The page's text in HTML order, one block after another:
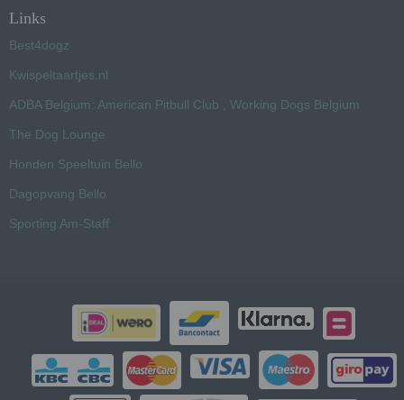
Links
Best4dogz
Kwispeltaartjes.nl
ADBA Belgium: American Pitbull Club , Working Dogs Belgium
The Dog Lounge
Honden Speeltuin Bello
Dagopvang Bello
Sporting Am-Staff